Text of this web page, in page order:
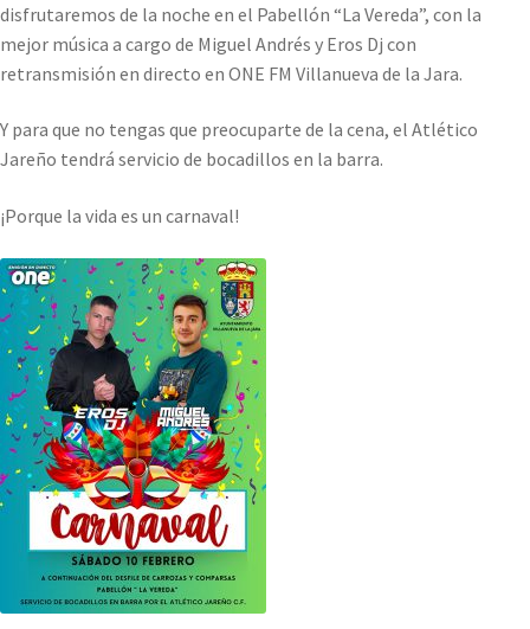
disfrutaremos de la noche en el Pabellón “La Vereda”, con la
mejor música a cargo de Miguel Andrés y Eros Dj con
retransmisión en directo en ONE FM Villanueva de la Jara.
Y para que no tengas que preocuparte de la cena, el Atlético
Jareño tendrá servicio de bocadillos en la barra.
¡Porque la vida es un carnaval!